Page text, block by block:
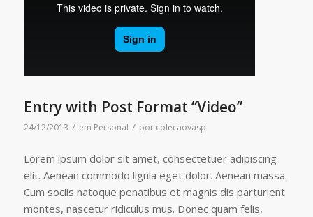
Entry with Post Format “Video”
24/12/2013 / em Personal / por colecaovasp
Lorem ipsum dolor sit amet, consectetuer adipiscing
elit. Aenean commodo ligula eget dolor. Aenean massa.
Cum sociis natoque penatibus et magnis dis parturient
montes, nascetur ridiculus mus. Donec quam felis,